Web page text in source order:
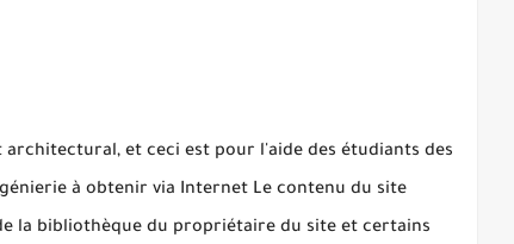
et ceci est pour l'aide des étudiants des
à obtenir via Internet Le contenu du site
la bibliothèque du propriétaire du site et certains